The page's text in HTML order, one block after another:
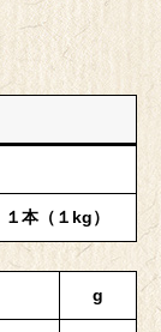
１本（１kg）
g